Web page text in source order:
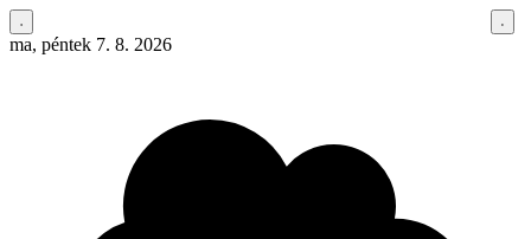
ma, péntek 7. 8. 2026